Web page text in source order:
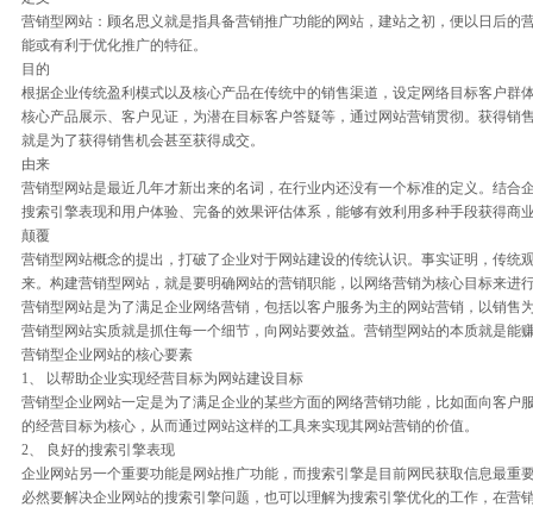
营销型网站：顾名思义就是指具备营销推广功能的网站，建站之初，便以日后
能或有利于优化推广的特征。
目的
根据企业传统盈利模式以及核心产品在传统中的销售渠道，设定网络目标客户
核心产品展示、客户见证，为潜在目标客户答疑等，通过网站营销贯彻。获得
就是为了获得销售机会甚至获得成交。
由来
营销型网站是最近几年才新出来的名词，在行业内还没有一个标准的定义。结
搜索引擎表现和用户体验、完备的效果评估体系，能够有效利用多种手段获得商
颠覆
营销型网站概念的提出，打破了企业对于网站建设的传统认识。事实证明，传
来。构建营销型网站，就是要明确网站的营销职能，以网络营销为核心目标来进
营销型网站是为了满足企业网络营销，包括以客户服务为主的网站营销，以销售
营销型网站实质就是抓住每一个细节，向网站要效益。营销型网站的本质就是能
营销型企业网站的核心要素
1、 以帮助企业实现经营目标为网站建设目标
营销型企业网站一定是为了满足企业的某些方面的网络营销功能，比如面向客
的经营目标为核心，从而通过网站这样的工具来实现其网站营销的价值。
2、 良好的搜索引擎表现
企业网站另一个重要功能是网站推广功能，而搜索引擎是目前网民获取信息最
必然要解决企业网站的搜索引擎问题，也可以理解为搜索引擎优化的工作，在